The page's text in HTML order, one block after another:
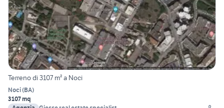
Terreno di 3107 m² a Noci
Noci(BA)
3107 mq